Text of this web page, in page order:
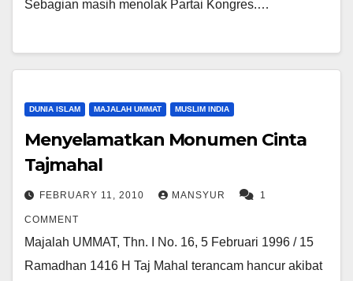
Sebagian masih menolak Partai Kongres.…
DUNIA ISLAM MAJALAH UMMAT MUSLIM INDIA
Menyelamatkan Monumen Cinta
Tajmahal
FEBRUARY 11, 2010 MANSYUR 1
COMMENT
Majalah UMMAT, Thn. I No. 16, 5 Februari 1996 / 15
Ramadhan 1416 H Taj Mahal terancam hancur akibat